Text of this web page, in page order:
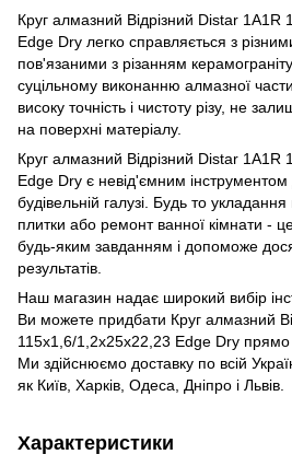
Круг алмазний Відрізний Distar
Edge Dry легко справляється з
пов'язаними з різанням
суцільному виконанню алмазної
високу точність і чистоту різу, не
на поверхні матеріалу.
Круг алмазний Відрізний Distar
Edge Dry є невід'ємним інструментом
будівельній галузі. Будь то укладання
плитки або ремонт ванної кімнати -
будь-яким завданням і допоможе
результатів.
Наш магазин надає широкий вибір
Ви можете придбати Круг алмазний
115x1,6/1,2x25x22,23 Edge Dry прямо
Ми здійснюємо доставку по всій
як Київ, Харків, Одеса, Дніпро і Львів.
Характеристики